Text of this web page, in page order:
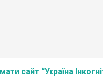
сайт “Україна